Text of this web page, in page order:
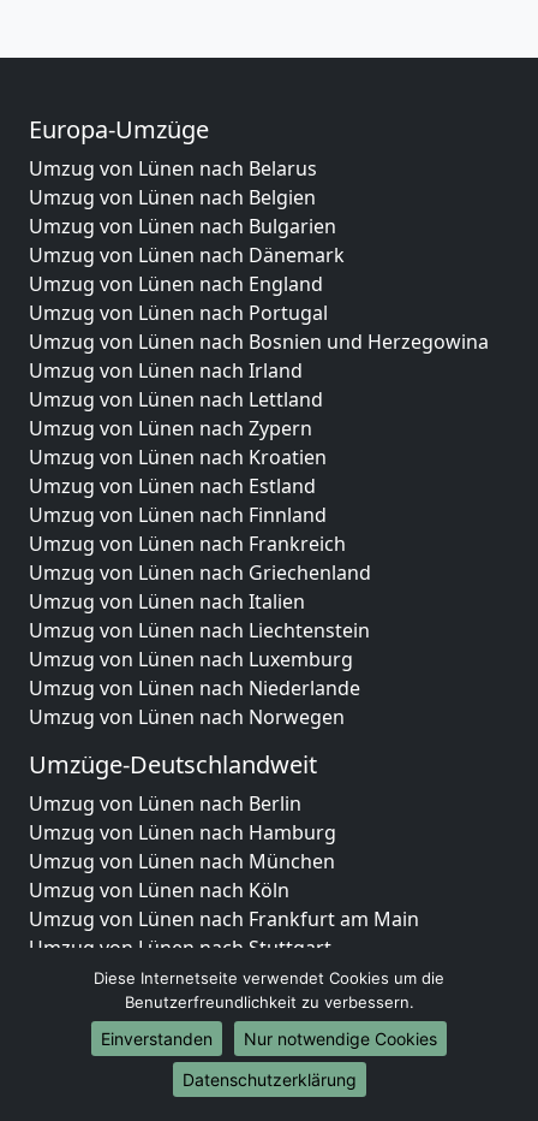
Europa-Umzüge
Umzug von Lünen nach Belarus
Umzug von Lünen nach Belgien
Umzug von Lünen nach Bulgarien
Umzug von Lünen nach Dänemark
Umzug von Lünen nach England
Umzug von Lünen nach Portugal
Umzug von Lünen nach Bosnien und Herzegowina
Umzug von Lünen nach Irland
Umzug von Lünen nach Lettland
Umzug von Lünen nach Zypern
Umzug von Lünen nach Kroatien
Umzug von Lünen nach Estland
Umzug von Lünen nach Finnland
Umzug von Lünen nach Frankreich
Umzug von Lünen nach Griechenland
Umzug von Lünen nach Italien
Umzug von Lünen nach Liechtenstein
Umzug von Lünen nach Luxemburg
Umzug von Lünen nach Niederlande
Umzug von Lünen nach Norwegen
Umzüge-Deutschlandweit
Umzug von Lünen nach Berlin
Umzug von Lünen nach Hamburg
Umzug von Lünen nach München
Umzug von Lünen nach Köln
Umzug von Lünen nach Frankfurt am Main
Umzug von Lünen nach Stuttgart
Umzug von Lünen nach Düsseldorf
Umzug von Lünen nach Leipzig
Umzug von Lünen nach Dortmund
Umzug von Lünen nach Essen
Umzug von Lünen nach Bremen
Diese Internetseite verwendet Cookies um die
Benutzerfreundlichkeit zu verbessern.
Einverstanden
Nur notwendige Cookies
Datenschutzerklärung